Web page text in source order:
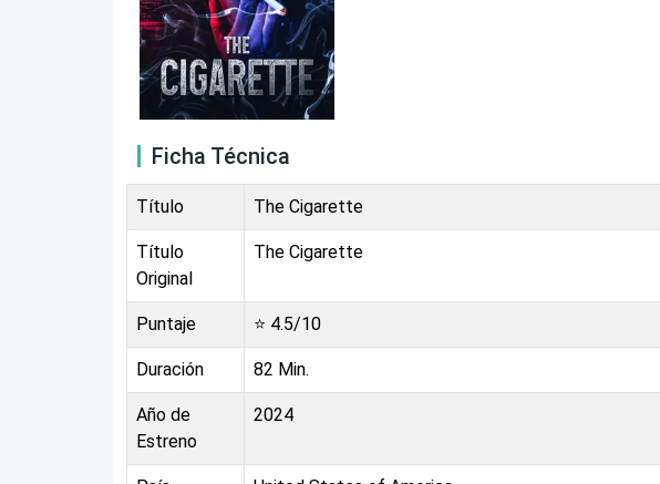
Ficha Técnica
Título The Cigarette
Título
Original
The Cigarette
Puntaje ⭐ 4.5/10
Duración 82 Min.
Año de
Estreno
2024